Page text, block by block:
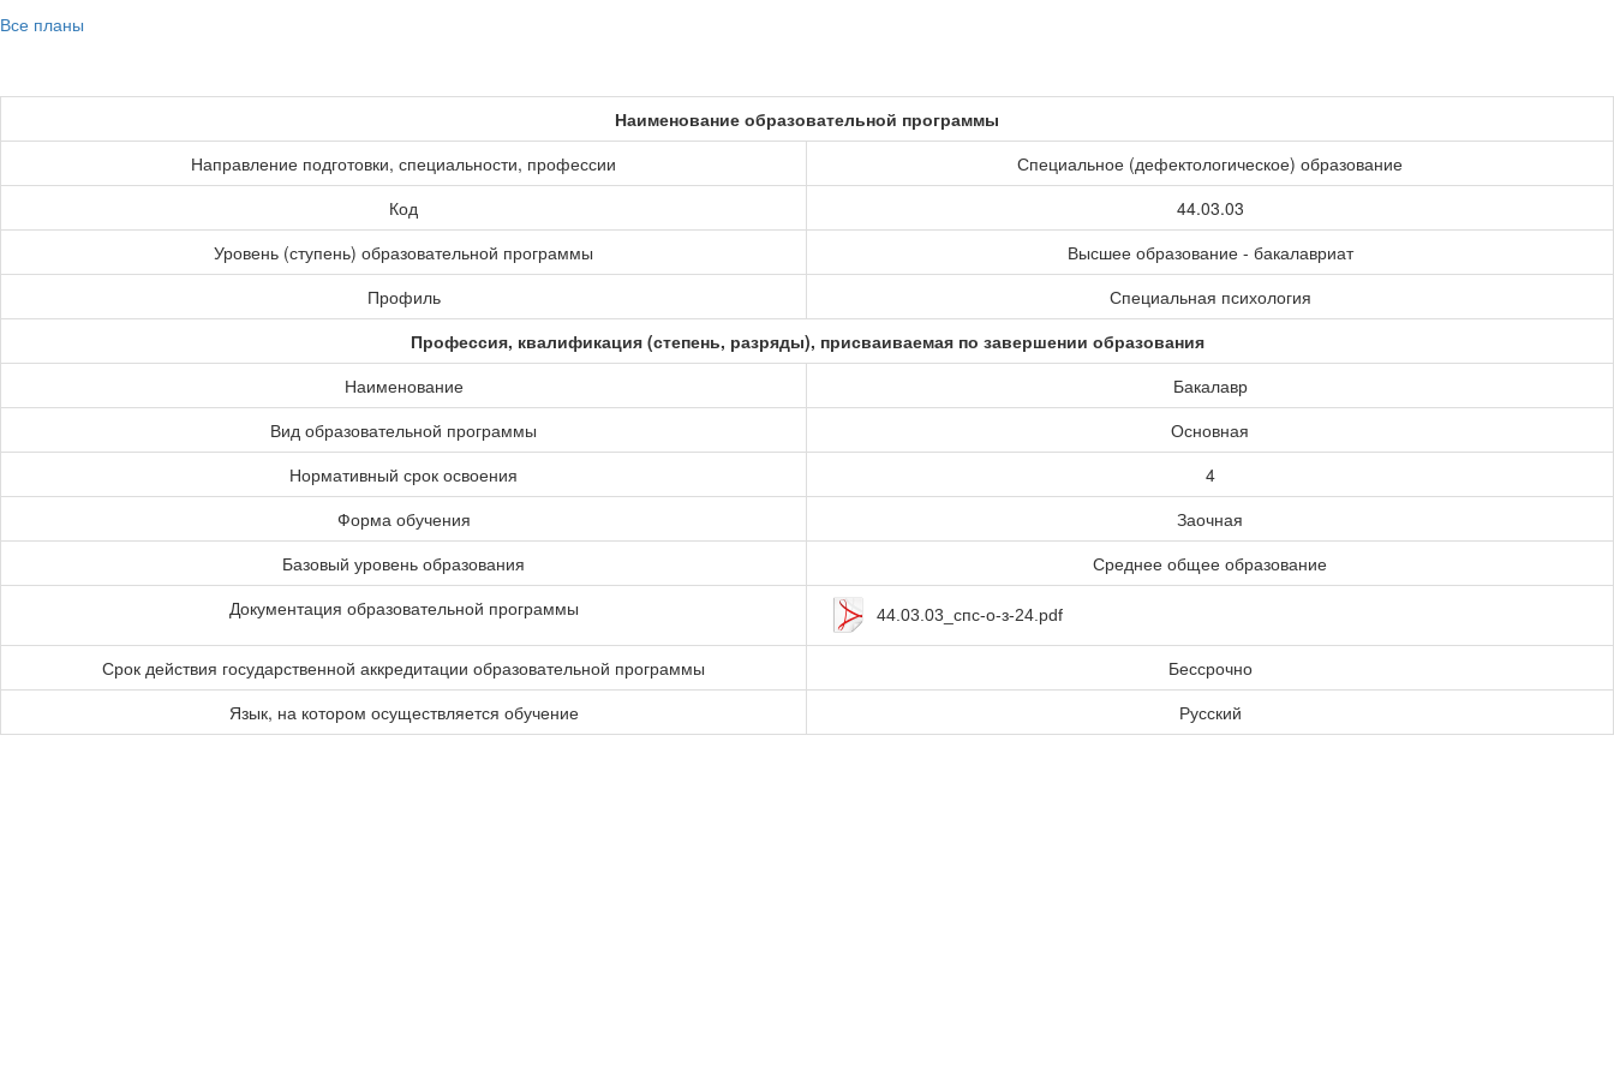
Все планы
Наименование образовательной программы
Направление подготовки, специальности, профессии
Специальное (дефектологическое) образование
Код
44.03.03
Уровень (ступень) образовательной программы
Высшее образование - бакалавриат
Профиль
Специальная психология
Профессия, квалификация (степень, разряды), присваиваемая по завершении образования
Наименование
Бакалавр
Вид образовательной программы
Основная
Нормативный срок освоения
4
Форма обучения
Заочная
Базовый уровень образования
Среднее общее образование
Документация образовательной программы
44.03.03_спс-о-з-24.pdf
Срок действия государственной аккредитации образовательной программы
Бессрочно
Язык, на котором осуществляется обучение
Русский